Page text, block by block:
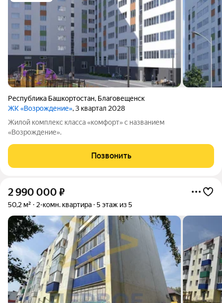
Республика Башкортостан, Благовещенск
ЖК «Возрождение», 3 квартал 2028
Жилой комплекс класса «комфорт» с названием
«Возрождение».
Позвонить
2 990 000 ₽
50,2 м² 2-комн. квартира 5 этаж из 5